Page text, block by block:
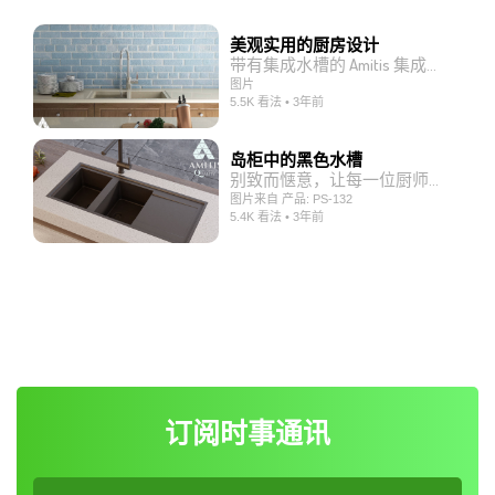
美观实用的厨房设计
带有集成水槽的 Amitis 集成板是我们公司的质量和适销对路的产品之一。这些板材采用先进的生产技术一体生产，与其他产品不同，水槽没有单独安装到板材上。相反，盘子和水槽以集成的方式生产，并作为一个整体交付给客户。 这一独特的特点意味着盘子和水槽之间没有凹槽和接缝，这使得水槽内的回水很容易被引导到下水道管道，并防止为细菌创造皮肤区域。 此外，这些盘子配备了与任何类型的清洁剂兼容的抗菌剂。这意味着您可以使用任何类型的家用清洁剂来清洗屏幕和水槽，而不必担心它对屏幕和水槽表面的影响。 选择带有一体式水槽的Amitis一体板，除了打造美观轻便的厨房外，您的厨房卫生设施也会更加完善，让用户在厨房工作轻松自如。
图片
5.5K 看法 • 3年前
岛柜中的黑色水槽
别致而惬意，让每一位厨师都为之倾倒。
图片来自 产品: PS-132
5.4K 看法 • 3年前
订阅时事通讯